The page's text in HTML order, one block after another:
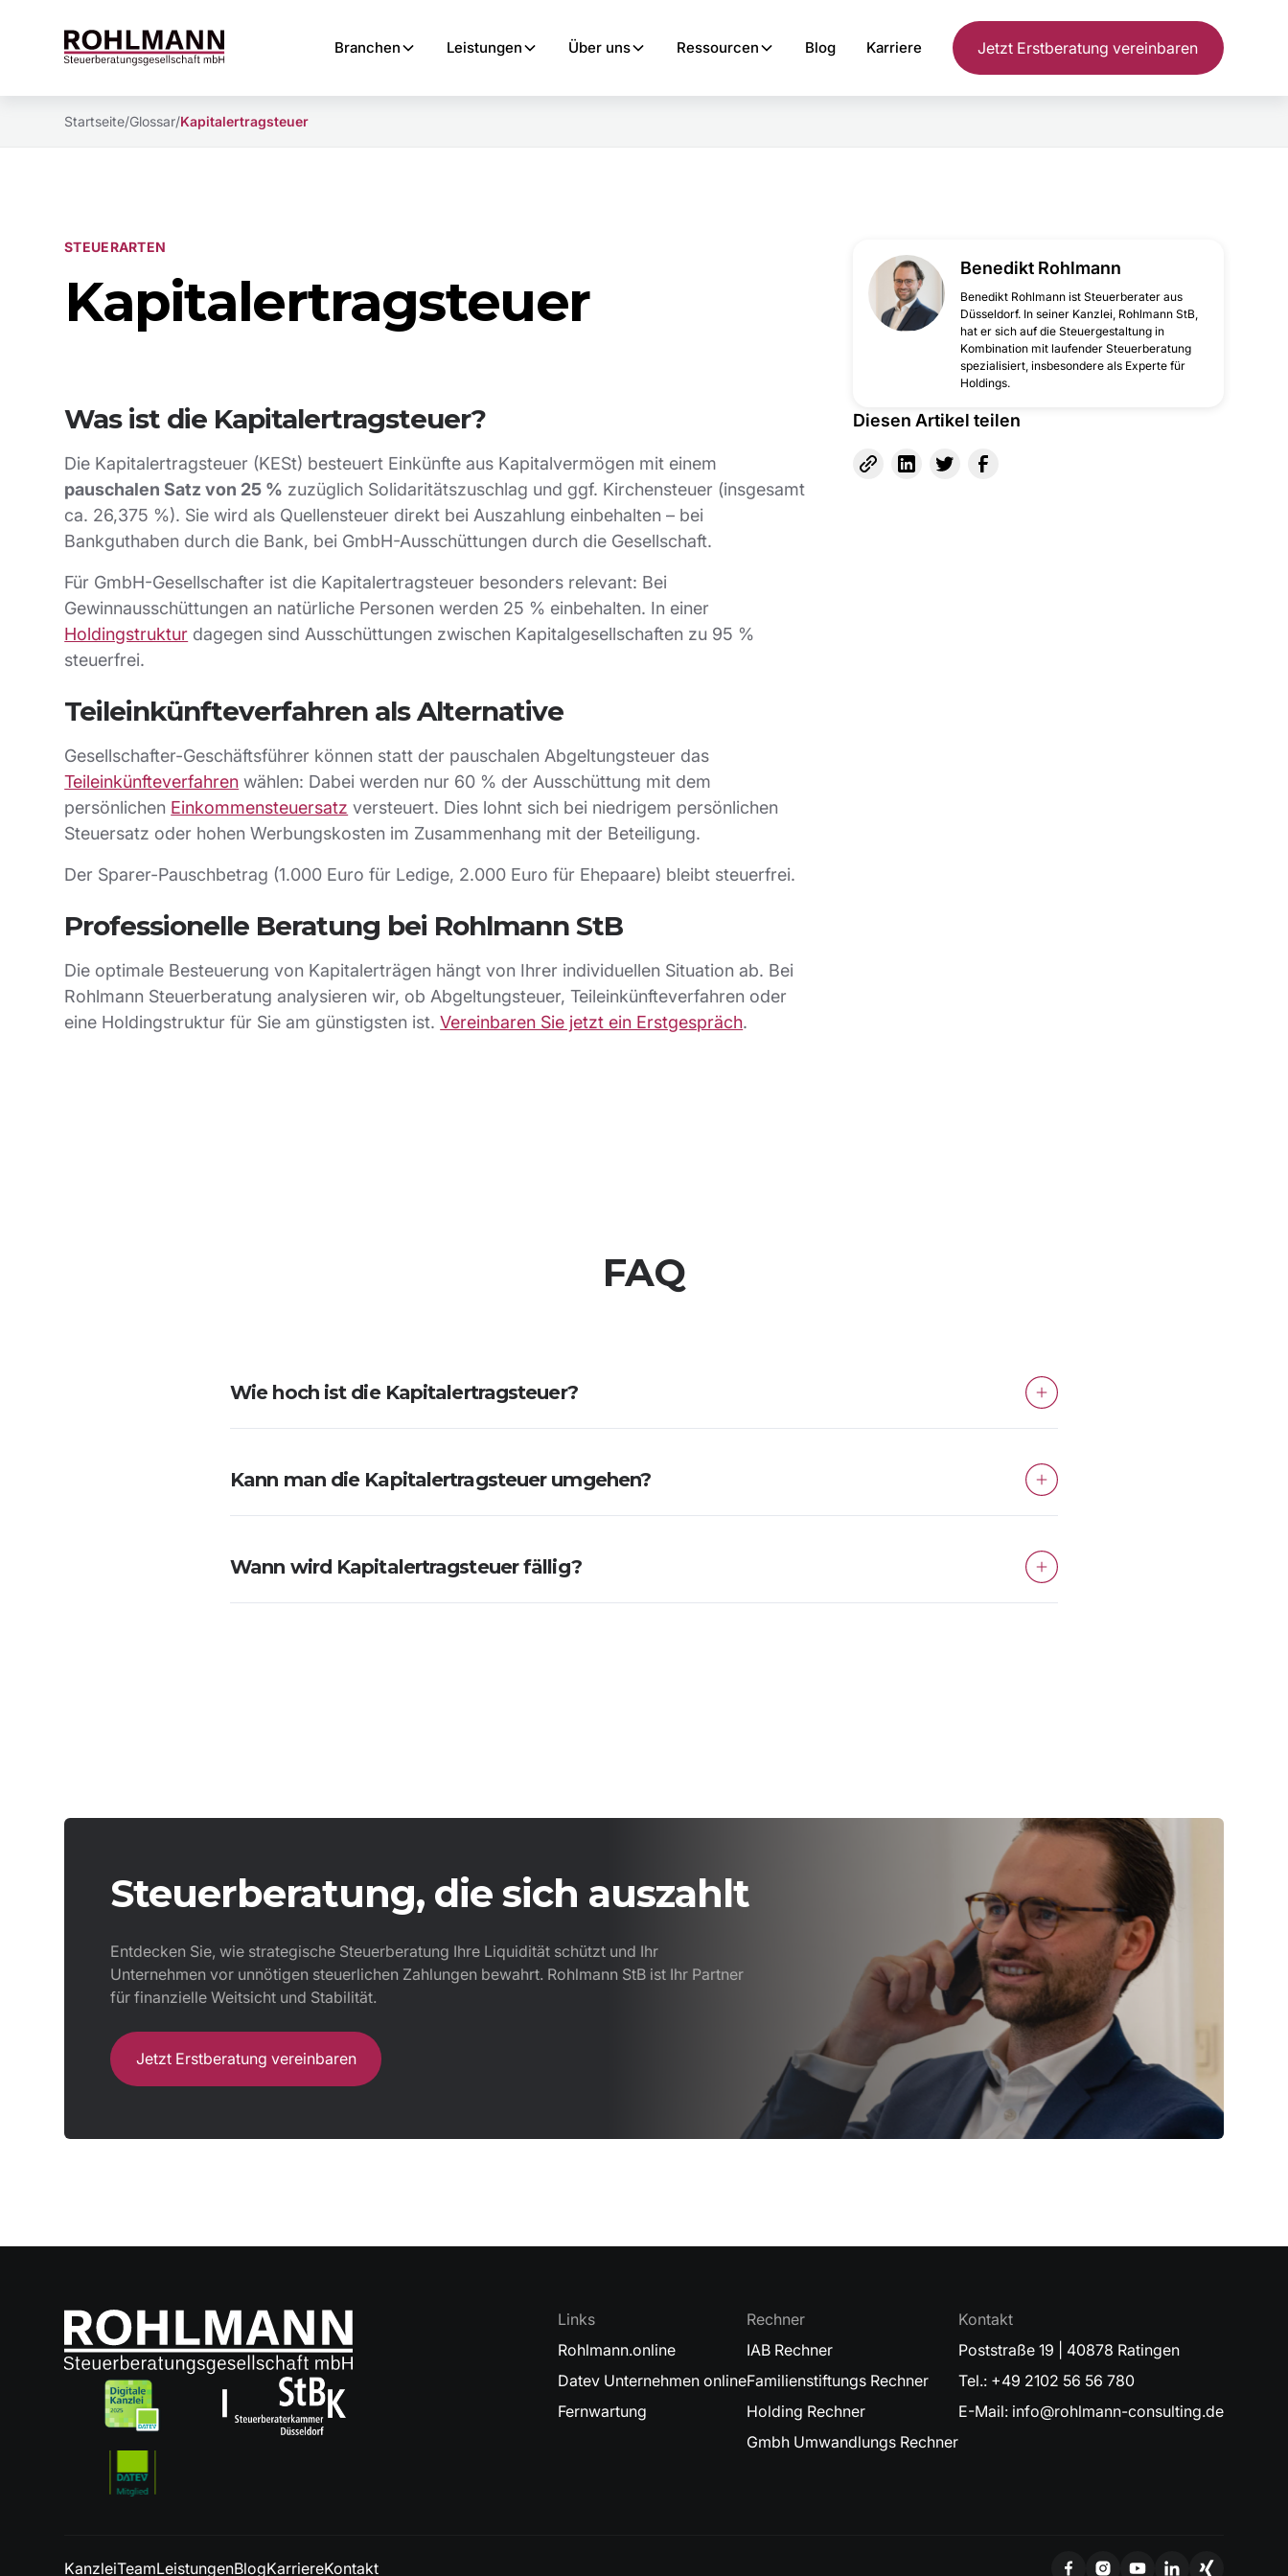
Branchen Leistungen Über uns Ressourcen Blog Karriere Jetzt Erstberatung vereinbaren
Startseite/Glossar/Kapitalertragsteuer
STEUERARTEN
Kapitalertragsteuer
Was ist die Kapitalertragsteuer?
Die Kapitalertragsteuer (KESt) besteuert Einkünfte aus Kapitalvermögen mit einem
pauschalen Satz von 25 % zuzüglich Solidaritätszuschlag und ggf. Kirchensteuer (insgesamt
ca. 26,375 %). Sie wird als Quellensteuer direkt bei Auszahlung einbehalten – bei
Bankguthaben durch die Bank, bei GmbH-Ausschüttungen durch die Gesellschaft.
Für GmbH-Gesellschafter ist die Kapitalertragsteuer besonders relevant: Bei
Gewinnausschüttungen an natürliche Personen werden 25 % einbehalten. In einer
Holdingstruktur dagegen sind Ausschüttungen zwischen Kapitalgesellschaften zu 95 %
steuerfrei.
Teileinkünfteverfahren als Alternative
Gesellschafter-Geschäftsführer können statt der pauschalen Abgeltungsteuer das
Teileinkünfteverfahren wählen: Dabei werden nur 60 % der Ausschüttung mit dem
persönlichen Einkommensteuersatz versteuert. Dies lohnt sich bei niedrigem persönlichen
Steuersatz oder hohen Werbungskosten im Zusammenhang mit der Beteiligung.
Der Sparer-Pauschbetrag (1.000 Euro für Ledige, 2.000 Euro für Ehepaare) bleibt steuerfrei.
Professionelle Beratung bei Rohlmann StB
Die optimale Besteuerung von Kapitalerträgen hängt von Ihrer individuellen Situation ab. Bei
Rohlmann Steuerberatung analysieren wir, ob Abgeltungsteuer, Teileinkünfteverfahren oder
eine Holdingstruktur für Sie am günstigsten ist.Vereinbaren Sie jetzt ein Erstgespräch.
Benedikt Rohlmann
‍Benedikt Rohlmann ist Steuerberater aus
Düsseldorf. In seiner Kanzlei, Rohlmann StB,
hat er sich auf die Steuergestaltung in
Kombination mit laufender Steuerberatung
spezialisiert, insbesondere als Experte für
Holdings.
Diesen Artikel teilen
FAQ
Wie hoch ist die Kapitalertragsteuer?
Kann man die Kapitalertragsteuer umgehen?
Wann wird Kapitalertragsteuer fällig?
Steuerberatung, die sich auszahlt
Entdecken Sie, wie strategische Steuerberatung Ihre Liquidität schützt und Ihr
Unternehmen vor unnötigen steuerlichen Zahlungen bewahrt. Rohlmann StB ist Ihr Partner
für finanzielle Weitsicht und Stabilität.
Jetzt Erstberatung vereinbaren
Links
Rohlmann.online
Datev Unternehmen online
Fernwartung
Rechner
IAB Rechner
Familienstiftungs Rechner
Holding Rechner
Gmbh Umwandlungs Rechner
Kontakt
Poststraße 19 | 40878 Ratingen
Tel.: +49 2102 56 56 780
E-Mail: info@rohlmann-consulting.de
KanzleiTeamLeistungenBlogKarriereKontakt